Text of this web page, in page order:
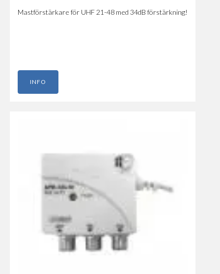
Mastförstärkare för UHF 21-48 med 34dB förstärkning!
INFO